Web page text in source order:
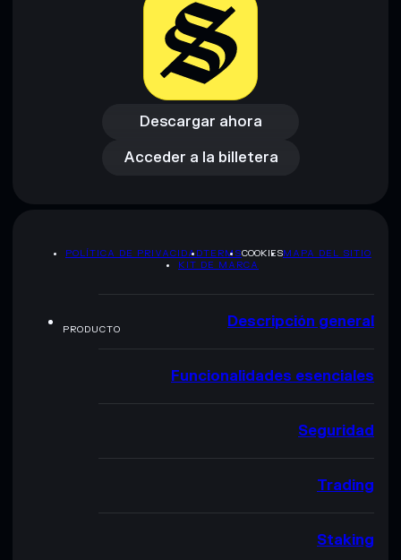
Descargar ahora
Descargar ahora
Acceder a la billetera
Acceder a la billetera
POLÍTICA DE PRIVACIDADTERMSCOOKIESMAPA DEL SITIO
KIT DE MARCA
PRODUCTO Descripción general
Funcionalidades esenciales
Seguridad
Trading
Staking